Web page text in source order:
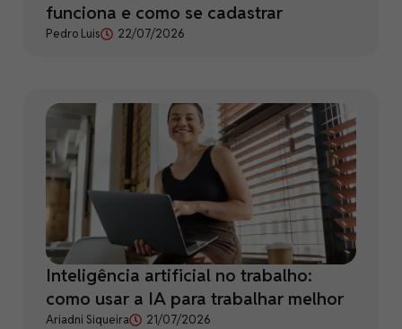
funciona e como se cadastrar
Pedro Luis 22/07/2026
Inteligência artificial no trabalho:
como usar a IA para trabalhar melhor
Ariadni Siqueira 21/07/2026